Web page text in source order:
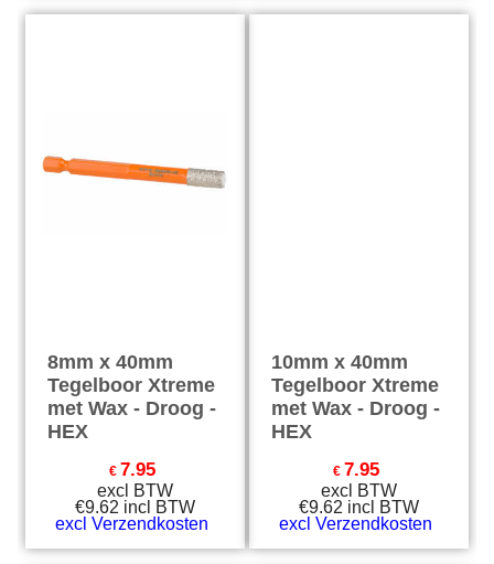
8mm x 40mm
Tegelboor Xtreme
met Wax - Droog -
HEX
€ 7.95
excl BTW
€9.62 incl BTW
excl Verzendkosten
10mm x 40mm
Tegelboor Xtreme
met Wax - Droog -
HEX
€ 7.95
excl BTW
€9.62 incl BTW
excl Verzendkosten